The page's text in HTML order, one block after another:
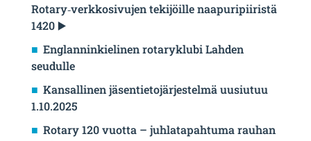
Rotary‑verkkosivujen tekijöille naapuripiiristä
1420 ▶️
Englanninkielinen rotaryklubi Lahden
seudulle
Kansallinen jäsentietojärjestelmä uusiutuu
1.10.2025
Rotary 120 vuotta – juhlatapahtuma rauhan